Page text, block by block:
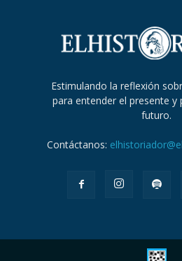
Estimulando la reflexión
para entender el presente y
futuro.
Contáctanos: